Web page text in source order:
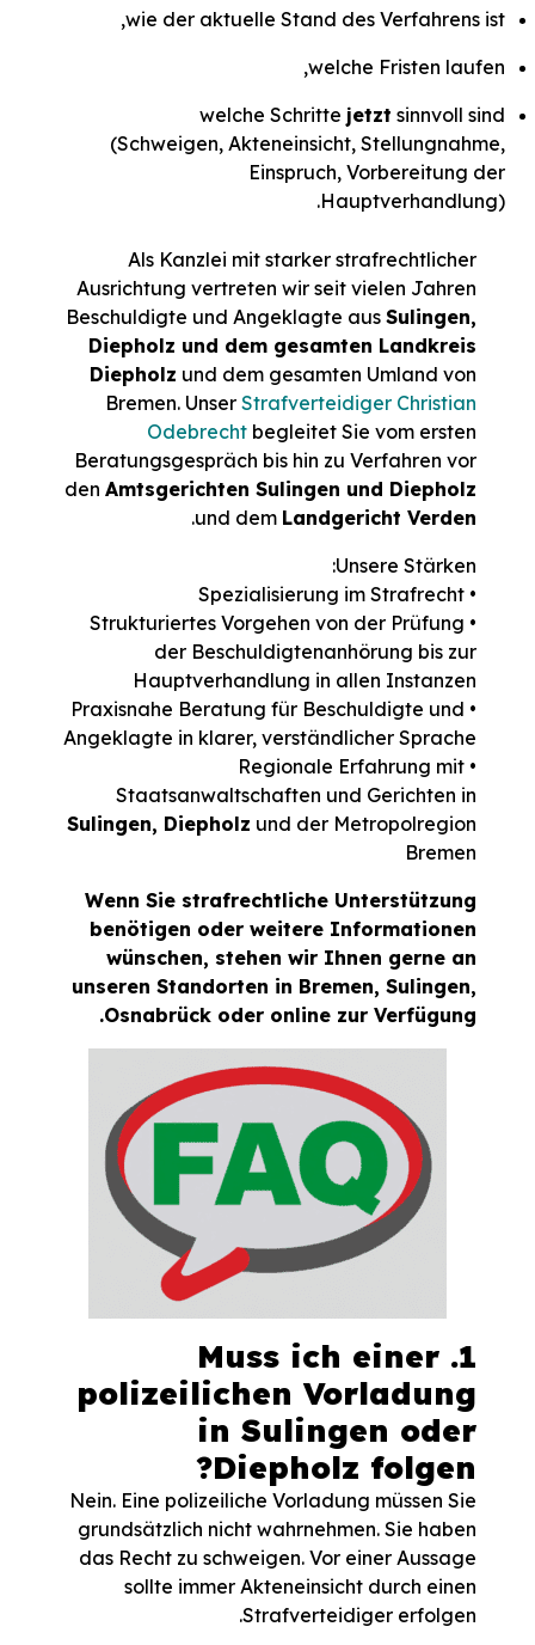
wie der aktuelle Stand des Verfahrens ist,
welche Fristen laufen,
welche Schritte jetzt sinnvoll sind
(Schweigen, Akteneinsicht, Stellungnahme,
Einspruch, Vorbereitung der
Hauptverhandlung).
Als Kanzlei mit starker strafrechtlicher
Ausrichtung vertreten wir seit vielen Jahren
Beschuldigte und Angeklagte aus Sulingen,
Diepholz und dem gesamten Landkreis
Diepholz und dem gesamten Umland von
Bremen. Unser Strafverteidiger Christian
Odebrecht begleitet Sie vom ersten
Beratungsgespräch bis hin zu Verfahren vor
den Amtsgerichten Sulingen und Diepholz
und dem Landgericht Verden
.
Unsere Stärken:
• Spezialisierung im Strafrecht
• Strukturiertes Vorgehen von der Prüfung
der Beschuldigtenanhörung bis zur
Hauptverhandlung in allen Instanzen
• Praxisnahe Beratung für Beschuldigte und
Angeklagte in klarer, verständlicher Sprache
• Regionale Erfahrung mit
Staatsanwaltschaften und Gerichten in
Sulingen, Diepholz und der Metropolregion
Bremen
Wenn Sie strafrechtliche Unterstützung
benötigen oder weitere Informationen
wünschen, stehen wir Ihnen gerne an
unseren Standorten in Bremen, Sulingen,
Osnabrück oder online zur Verfügung.
1. Muss ich einer
polizeilichen Vorladung
in Sulingen oder
Diepholz folgen?
Nein. Eine polizeiliche Vorladung müssen Sie
grundsätzlich nicht wahrnehmen. Sie haben
das Recht zu schweigen. Vor einer Aussage
sollte immer Akteneinsicht durch einen
Strafverteidiger erfolgen.